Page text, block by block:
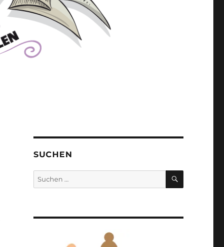
SUCHEN
Suchen
nach:
SUCHEN